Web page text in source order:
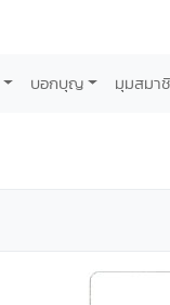
บอกบุญ มุมสมา